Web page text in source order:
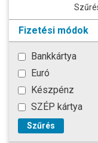
Fizetési módok
Bankkártya
Euró
Készpénz
SZÉP kártya
Szűrés